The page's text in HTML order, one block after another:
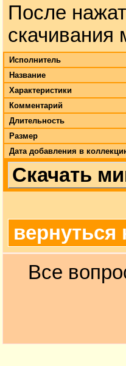
После
скачивания
Исполнитель
Название
Характеристики
Комментарий
Длительность
Размер
Дата добавления в
Скачать
вернуться
Все